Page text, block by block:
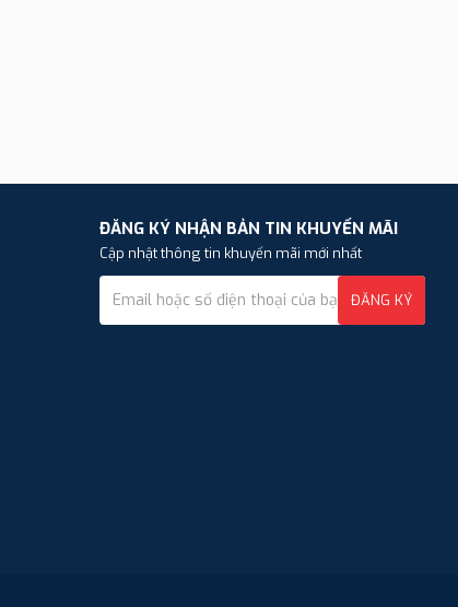
ĐĂNG KÝ NHẬN BẢN TIN KHUYẾN MÃI
Cập nhật thông tin khuyến mãi mới nhất
ĐĂNG KÝ